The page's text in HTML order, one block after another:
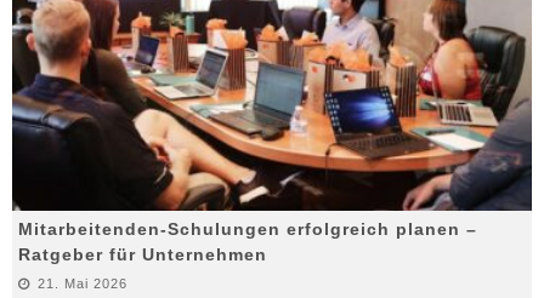
Mitarbeitenden-Schulungen erfolgreich planen –
Ratgeber für Unternehmen
21. Mai 2026